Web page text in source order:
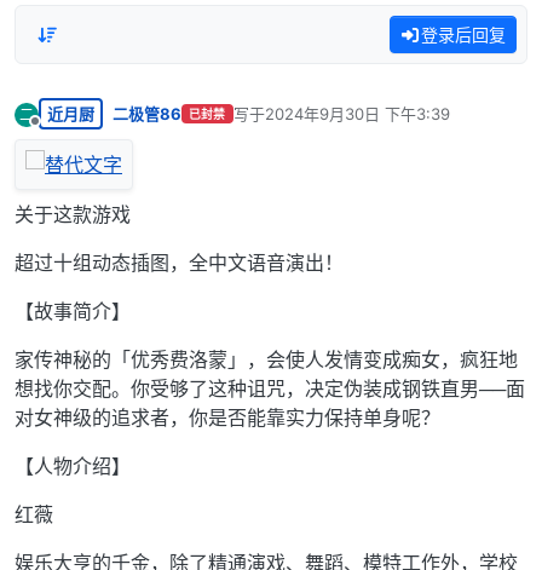
登录后回复
二
离线
近月厨 二极管86 已封禁 写于2024年9月30日 下午3:39
最后由 编辑
关于这款游戏
超过十组动态插图，全中文语音演出！
【故事简介】
家传神秘的「优秀费洛蒙」，会使人发情变成痴女，疯狂地
想找你交配。你受够了这种诅咒，决定伪装成钢铁直男──面
对女神级的追求者，你是否能靠实力保持单身呢？
【人物介绍】
红薇
娱乐大亨的千金，除了精通演戏、舞蹈、模特工作外，学校